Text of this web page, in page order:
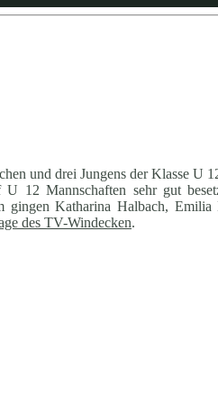
und drei Jungens der Klasse U
12 Mannschaften sehr gut
gingen Katharina Halbach,
des TV-Windecken.